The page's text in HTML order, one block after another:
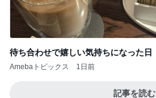
待ち合わせで嬉しい気持ちになった日
Amebaトピックス 1日前
記事を読む